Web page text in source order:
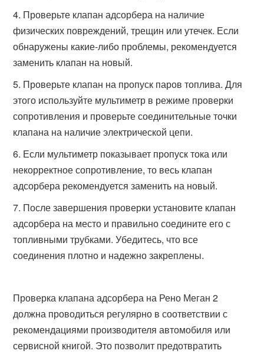
Проверьте клапан адсорбера на наличие
физических повреждений, трещин или утечек. Если
обнаружены какие-либо проблемы, рекомендуется
заменить клапан на новый.
Проверьте клапан на пропуск паров топлива. Для
этого используйте мультиметр в режиме проверки
сопротивления и проверьте соединительные точки
клапана на наличие электрической цепи.
Если мультиметр показывает пропуск тока или
некорректное сопротивление, то весь клапан
адсорбера рекомендуется заменить на новый.
После завершения проверки установите клапан
адсорбера на место и правильно соедините его с
топливными трубками. Убедитесь, что все
соединения плотно и надежно закреплены.
Проверка клапана адсорбера на Рено Меган 2
должна проводиться регулярно в соответствии с
рекомендациями производителя автомобиля или
сервисной книгой. Это позволит предотвратить